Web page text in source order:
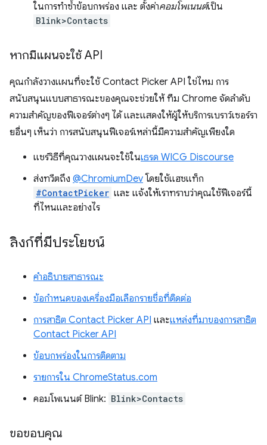
ในการทำซ้ำข้อบกพร่อง และ ตั้งค่าคอมโพเนนต์เป็น
Blink>Contacts
หากมีแผนจะใช้ API
คุณกำลังวางแผนที่จะใช้ Contact Picker API ใช่ไหม การ
สนับสนุนแบบสาธารณะของคุณจะช่วยให้ ทีม Chrome จัดลำดับ
ความสำคัญของฟีเจอร์ต่างๆ ได้ และแสดงให้ผู้ให้บริการเบราว์เซอร์รา
ยอื่นๆ เห็นว่า การสนับสนุนฟีเจอร์เหล่านี้มีความสำคัญเพียงใด
แชร์วิธีที่คุณวางแผนจะใช้ในเธรด WICG Discourse
ส่งทวีตถึง @ChromiumDev โดยใช้แฮชแท็ก
#ContactPicker และ แจ้งให้เราทราบว่าคุณใช้ฟีเจอร์นี้
ที่ไหนและอย่างไร
ลิงก์ที่มีประโยชน์
คำอธิบายสาธารณะ
ข้อกำหนดของเครื่องมือเลือกรายชื่อที่ติดต่อ
การสาธิต Contact Picker API และแหล่งที่มาของการสาธิต
Contact Picker API
ข้อบกพร่องในการติดตาม
รายการใน ChromeStatus.com
คอมโพเนนต์ Blink: Blink>Contacts
ขอขอบคุณ